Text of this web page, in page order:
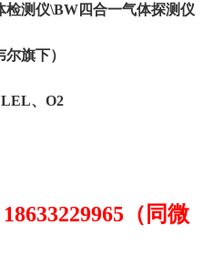
测仪\BW四合一气体探测仪
旗下）
、O2
（同微